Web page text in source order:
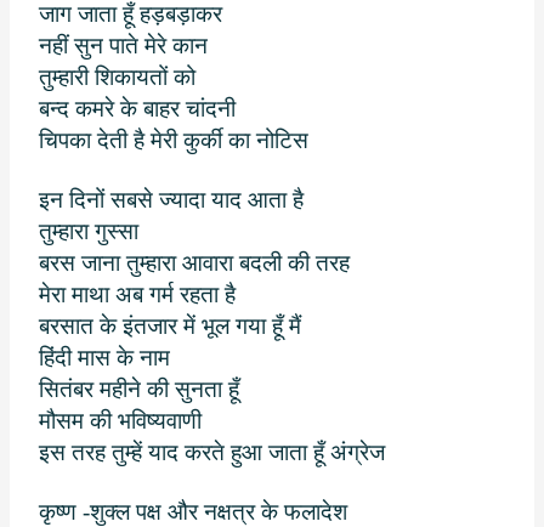
जाग जाता हूँ हड़बड़ाकर
नहीं सुन पाते मेरे कान
तुम्हारी शिकायतों को
बन्द कमरे के बाहर चांदनी
चिपका देती है मेरी कुर्की का नोटिस
इन दिनों सबसे ज्यादा याद आता है
तुम्हारा गुस्सा
बरस जाना तुम्हारा आवारा बदली की तरह
मेरा माथा अब गर्म रहता है
बरसात के इंतजार में भूल गया हूँ मैं
हिंदी मास के नाम
सितंबर महीने की सुनता हूँ
मौसम की भविष्यवाणी
इस तरह तुम्हें याद करते हुआ जाता हूँ अंग्रेज
कृष्ण -शुक्ल पक्ष और नक्षत्र के फलादेश